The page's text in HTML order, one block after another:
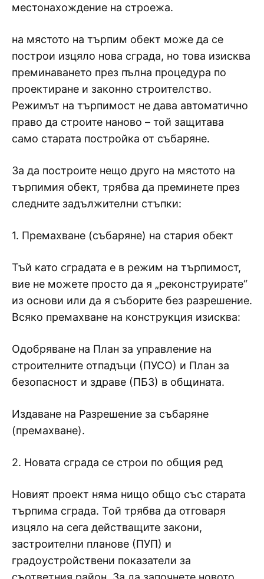
местонахождение на строежа.
на мястото на търпим обект може да се
построи изцяло нова сграда, но това изисква
преминаването през пълна процедура по
проектиране и законно строителство.
Режимът на търпимост не дава автоматично
право да строите наново – той защитава
само старата постройка от събаряне.
За да построите нещо друго на мястото на
търпимия обект, трябва да преминете през
следните задължителни стъпки:
1. Премахване (събаряне) на стария обект
Тъй като сградата е в режим на търпимост,
вие не можете просто да я „реконструирате“
из основи или да я съборите без разрешение.
Всяко премахване на конструкция изисква:
Одобряване на План за управление на
строителните отпадъци (ПУСО) и План за
безопасност и здраве (ПБЗ) в общината.
Издаване на Разрешение за събаряне
(премахване).
2. Новата сграда се строи по общия ред
Новият проект няма нищо общо със старата
търпима сграда. Той трябва да отговаря
изцяло на сега действащите закони,
застроителни планове (ПУП) и
градоустройствени показатели за